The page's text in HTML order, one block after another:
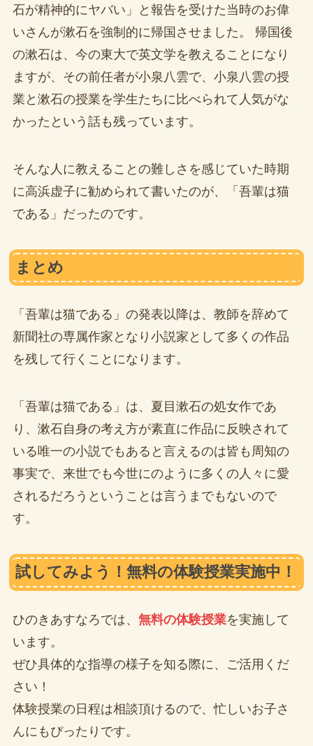
石が精神的にヤバい」と報告を受けた当時のお偉
いさんが漱石を強制的に帰国させました。 帰国後
の漱石は、今の東大で英文学を教えることになり
ますが、その前任者が小泉八雲で、小泉八雲の授
業と漱石の授業を学生たちに比べられて人気がな
かったという話も残っています。
そんな人に教えることの難しさを感じていた時期
に高浜虚子に勧められて書いたのが、「吾輩は猫
である」だったのです。
まとめ
「吾輩は猫である」の発表以降は、教師を辞めて
新聞社の専属作家となり小説家として多くの作品
を残して行くことになります。
「吾輩は猫である」は、夏目漱石の処女作であ
り、漱石自身の考え方が素直に作品に反映されて
いる唯一の小説でもあると言えるのは皆も周知の
事実で、来世でも今世にのように多くの人々に愛
されるだろうということは言うまでもないので
す。
試してみよう！無料の体験授業実施中！
ひのきあすなろでは、 無料の体験授業を実施して
います。
ぜひ具体的な指導の様子を知る際に、ご活用くだ
さい！
体験授業の日程は相談頂けるので、忙しいお子さ
んにもぴったりです。